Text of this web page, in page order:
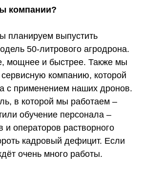
компании?
планируем выпустить
50-литрового агродрона.
мощнее и быстрее. Также мы
компанию, которой
с применением наших дронов.
в которой мы работаем –
обучение персонала –
и операторов растворного
кадровый дефицит. Если
очень много работы.